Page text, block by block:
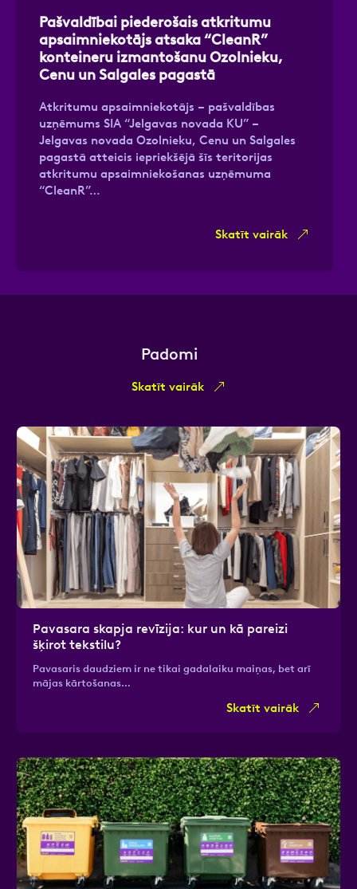
Pašvaldībai piederošais atkritumu
apsaimniekotājs atsaka “CleanR”
konteineru izmantošanu Ozolnieku,
Cenu un Salgales pagastā
Atkritumu apsaimniekotājs – pašvaldības
uzņēmums SIA “Jelgavas novada KU” –
Jelgavas novada Ozolnieku, Cenu un Salgales
pagastā atteicis iepriekšējā šīs teritorijas
atkritumu apsaimniekošanas uzņēmuma
“CleanR”…
Skatīt vairāk
Padomi
Skatīt vairāk
Pavasara skapja revīzija: kur un kā pareizi
šķirot tekstilu?
Pavasaris daudziem ir ne tikai gadalaiku maiņas, bet arī
mājas kārtošanas…
Skatīt vairāk